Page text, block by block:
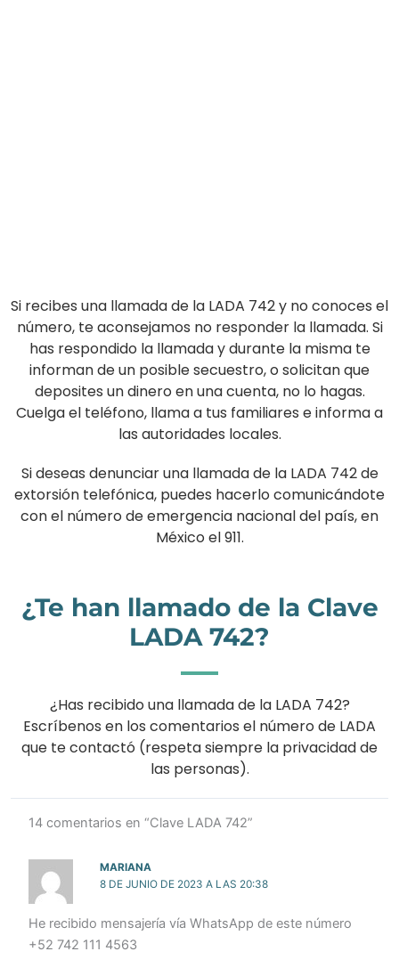
Si recibes una llamada de la LADA 742 y no conoces el
número, te aconsejamos no responder la llamada. Si
has respondido la llamada y durante la misma te
informan de un posible secuestro, o solicitan que
deposites un dinero en una cuenta, no lo hagas.
Cuelga el teléfono, llama a tus familiares e informa a
las autoridades locales.
Si deseas denunciar una llamada de la LADA 742 de
extorsión telefónica, puedes hacerlo comunicándote
con el número de emergencia nacional del país, en
México el 911.
¿Te han llamado de la Clave
LADA 742?
¿Has recibido una llamada de la LADA 742?
Escríbenos en los comentarios el número de LADA
que te contactó (respeta siempre la privacidad de
las personas).
14 comentarios en “Clave LADA 742”
MARIANA
8 DE JUNIO DE 2023 A LAS 20:38
He recibido mensajería vía WhatsApp de este número
+52 742 111 4563